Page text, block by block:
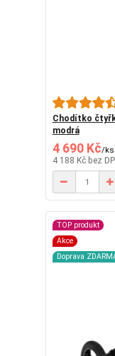
Chodítko
modrá
4 690 Kč/ks
4 188 Kč bez
TOP produkt
Akce
Doprava